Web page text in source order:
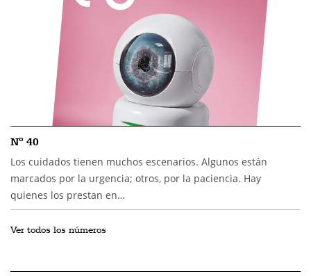
Nº 40
Los cuidados tienen muchos escenarios. Algunos están
marcados por la urgencia; otros, por la paciencia. Hay
quienes los prestan en…
Ver todos los números